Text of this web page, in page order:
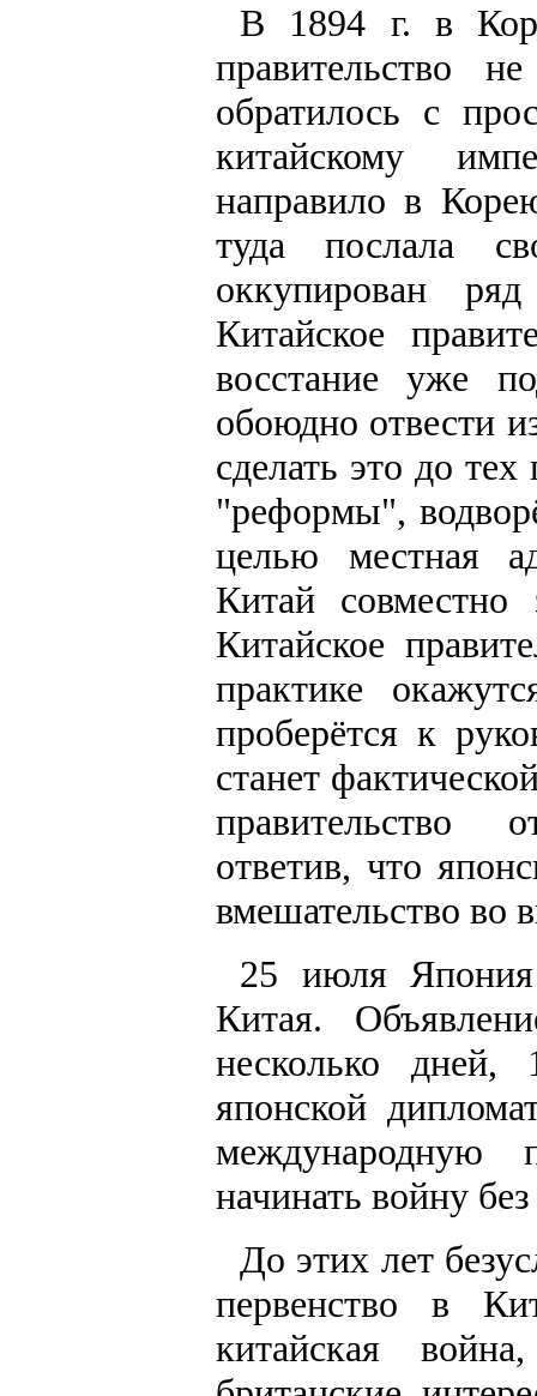
В 1894 г. в
правительство
обратилось с
китайскому
направило в
туда послала
оккупирован
Китайское
восстание уже
обоюдно отвести
сделать это до
"реформы",
целью местная
Китай совместно
Китайское
практике
проберётся к
станет
правительство
ответив, что
вмешательство во
25 июля Япония
Китая.
несколько
японской
международную
начинать войну
До этих лет
первенство в
китайская